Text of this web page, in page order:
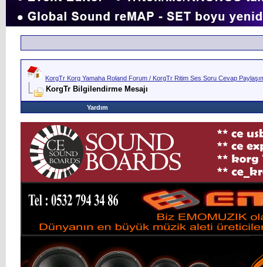
KorgTr Korg Yamaha Roland Forum / KorgTr Ritim Ses Soru Cevap
KorgTr Bilgilendirme Mesajı
Yardım